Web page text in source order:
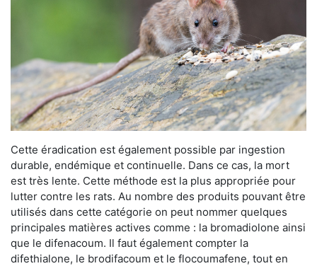
Cette éradication est également possible par ingestion
durable, endémique et continuelle. Dans ce cas, la mort
est très lente. Cette méthode est la plus appropriée pour
lutter contre les rats. Au nombre des produits pouvant être
utilisés dans cette catégorie on peut nommer quelques
principales matières actives comme : la bromadiolone ainsi
que le difenacoum. Il faut également compter la
difethialone, le brodifacoum et le flocoumafene, tout en